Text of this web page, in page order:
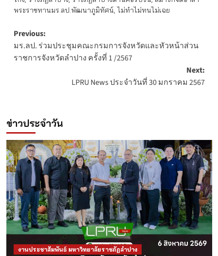
พระราชทานมร.ลป.พัฒนาภูมิทัศน์, ไม่ทำไม่ทนไม่เฉย
Post
navigation
Previous:
มร.ลป. ร่วมประชุมคณะกรมการจังหวัดและหัวหน้าส่วน
ราชการจังหวัดลำปาง ครั้งที่ 1 /2567
Next:
LPRU News ประจำวันที่ 30 มกราคม 2567
ข่าวประจำวัน
งานประชาสัมพันธ์ มหาวิทยาลัยราชภัฏลำปาง